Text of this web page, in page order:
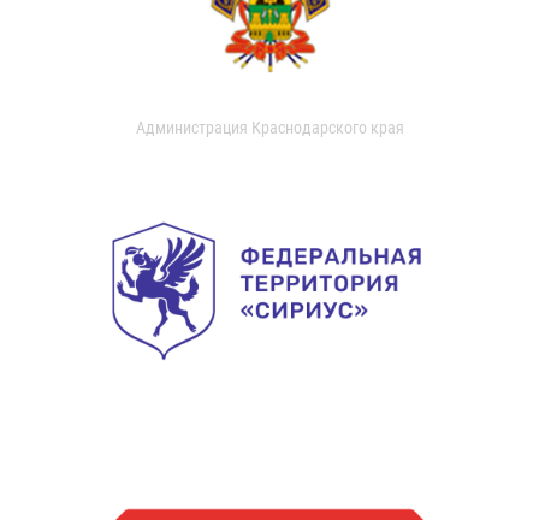
Администрация Краснодарского края